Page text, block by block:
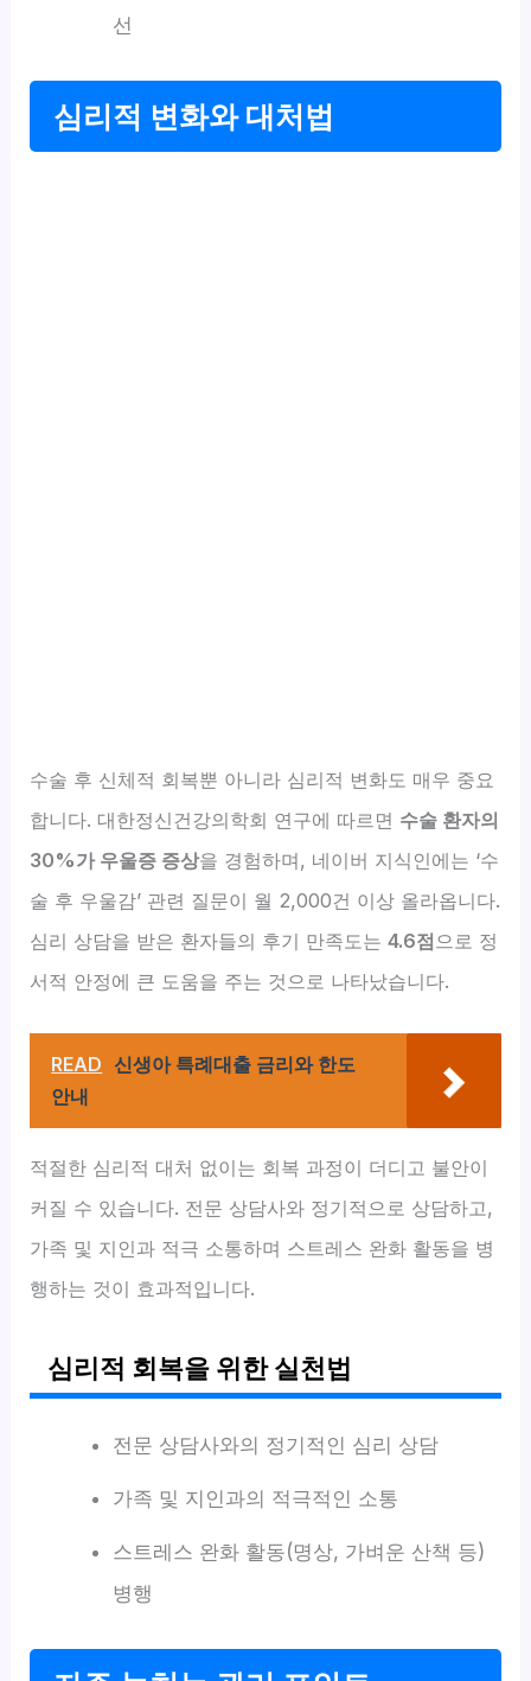
선
심리적 변화와 대처법
수술 후 신체적 회복뿐 아니라 심리적 변화도 매우 중요
합니다. 대한정신건강의학회 연구에 따르면 수술 환자의
30%가 우울증 증상을 경험하며, 네이버 지식인에는 ‘수
술 후 우울감’ 관련 질문이 월 2,000건 이상 올라옵니다.
심리 상담을 받은 환자들의 후기 만족도는4.6점으로 정
서적 안정에 큰 도움을 주는 것으로 나타났습니다.
READ 신생아 특례대출 금리와 한도
안내
적절한 심리적 대처 없이는 회복 과정이 더디고 불안이
커질 수 있습니다. 전문 상담사와 정기적으로 상담하고,
가족 및 지인과 적극 소통하며 스트레스 완화 활동을 병
행하는 것이 효과적입니다.
심리적 회복을 위한 실천법
전문 상담사와의 정기적인 심리 상담
가족 및 지인과의 적극적인 소통
스트레스 완화 활동(명상, 가벼운 산책 등)
병행